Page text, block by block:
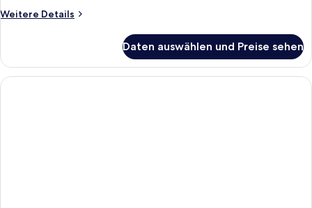
Weitere Details
Weitere
Daten auswählen und Preise sehen